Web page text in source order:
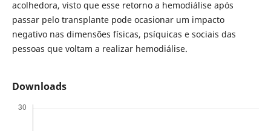
acolhedora, visto que esse retorno a hemodiálise após
passar pelo transplante pode ocasionar um impacto
negativo nas dimensões físicas, psíquicas e sociais das
pessoas que voltam a realizar hemodiálise.
Downloads